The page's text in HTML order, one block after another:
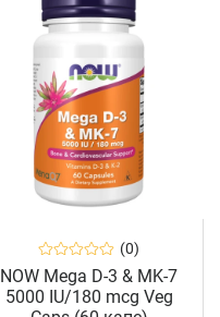
(0)
NOW Mega D-3 & MK-7
5000 IU/180 mcg Veg